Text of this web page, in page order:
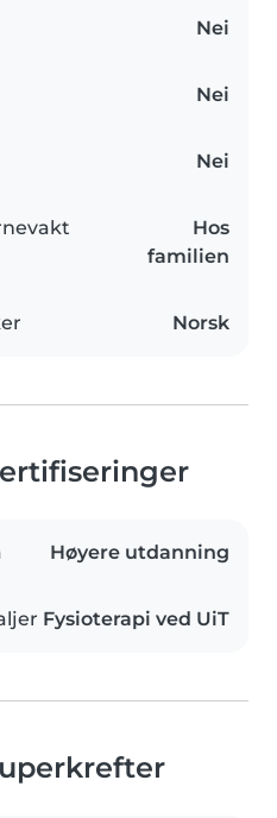
Nei
Nei
Nei
Hos
familien
Norsk
Høyere utdanning
Fysioterapi ved UiT